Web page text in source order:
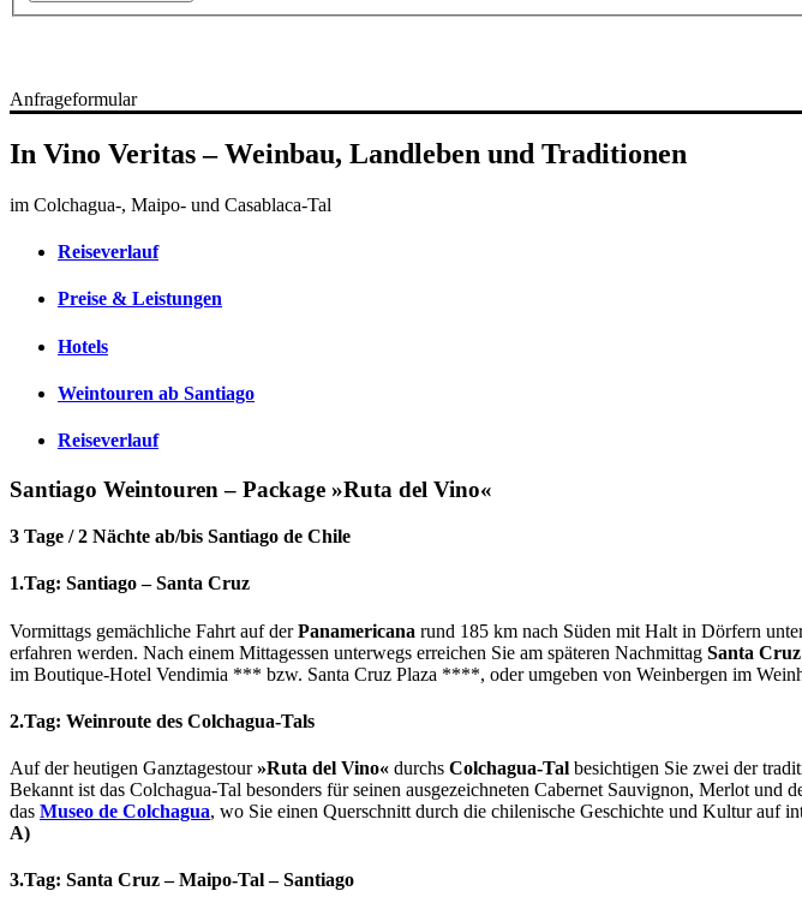
Anfrageformular
In Vino Veritas – Weinbau, Landleben und Traditionen
im Colchagua-, Maipo- und Casablaca-Tal
Reiseverlauf
Preise & Leistungen
Hotels
Weintouren ab Santiago
Reiseverlauf
Santiago Weintouren – Package »Ruta del Vino«
3 Tage / 2 Nächte ab/bis Santiago de Chile
1.Tag: Santiago – Santa Cruz
Vormittags gemächliche Fahrt auf derPanamericana rund 185 km nach Süden mit Halt in Dörfern
erfahren werden. Nach einem Mittagessen unterwegs erreichen Sie am späteren Nachmittag Santa Cruz
im Boutique-Hotel Vendimia *** bzw. Santa Cruz Plaza ****, oder umgeben von Weinbergen im
2.Tag: Weinroute des Colchagua-Tals
Auf der heutigen Ganztagestour»Ruta del Vino« durchs Colchagua-Tal besichtigen Sie zwei der
Bekannt ist das Colchagua-Tal besonders für seinen ausgezeichneten Cabernet Sauvignon, Merlot und
das Museo de Colchagua, wo Sie einen Querschnitt durch die chilenische Geschichte und Kultur auf
A)
3.Tag: Santa Cruz – Maipo-Tal – Santiago